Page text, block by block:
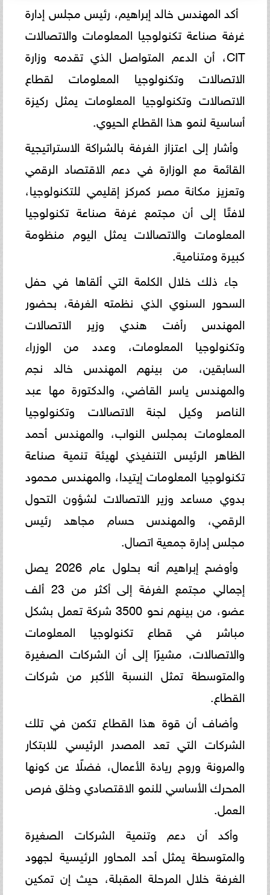
أكد المهندس خالد إبراهيم، رئيس مجلس إدارة
غرفة صناعة تكنولوجيا المعلومات والاتصالات
CIT، أن الدعم المتواصل الذي تقدمه وزارة
الاتصالات وتكنولوجيا المعلومات لقطاع
الاتصالات وتكنولوجيا المعلومات يمثل ركيزة
أساسية لنمو هذا القطاع الحيوي.
وأشار إلى اعتزاز الغرفة بالشراكة الاستراتيجية
القائمة مع الوزارة في دعم الاقتصاد الرقمي
وتعزيز مكانة مصر كمركز إقليمي للتكنولوجيا،
لافتًا إلى أن مجتمع غرفة صناعة تكنولوجيا
المعلومات والاتصالات يمثل اليوم منظومة
كبيرة ومتنامية.
جاء ذلك خلال الكلمة التي ألقاها في حفل
السحور السنوي الذي نظمته الغرفة، بحضور
المهندس رأفت هندي وزير الاتصالات
وتكنولوجيا المعلومات، وعدد من الوزراء
السابقين، من بينهم المهندس خالد نجم
والمهندس ياسر القاضي، والدكتورة مها عبد
الناصر وكيل لجنة الاتصالات وتكنولوجيا
المعلومات بمجلس النواب، والمهندس أحمد
الظاهر الرئيس التنفيذي لهيئة تنمية صناعة
تكنولوجيا المعلومات إيتيدا، والمهندس محمود
بدوي مساعد وزير الاتصالات لشؤون التحول
الرقمي، والمهندس حسام مجاهد رئيس
مجلس إدارة جمعية اتصال.
وأوضح إبراهيم أنه بحلول عام 2026 يصل
إجمالي مجتمع الغرفة إلى أكثر من 23 ألف
عضو، من بينهم نحو 3500 شركة تعمل بشكل
مباشر في قطاع تكنولوجيا المعلومات
والاتصالات، مشيرًا إلى أن الشركات الصغيرة
والمتوسطة تمثل النسبة الأكبر من شركات
القطاع.
وأضاف أن قوة هذا القطاع تكمن في تلك
الشركات التي تعد المصدر الرئيسي للابتكار
والمرونة وروح ريادة الأعمال، فضلًا عن كونها
المحرك الأساسي للنمو الاقتصادي وخلق فرص
العمل.
وأكد أن دعم وتنمية الشركات الصغيرة
والمتوسطة يمثل أحد المحاور الرئيسية لجهود
الغرفة خلال المرحلة المقبلة، حيث إن تمكين